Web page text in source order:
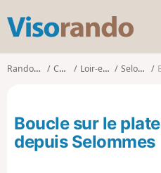
s
o
d
o
Randonnées Centre Loir-et-Cher Selommes
Boucle sur le
depuis Selommes